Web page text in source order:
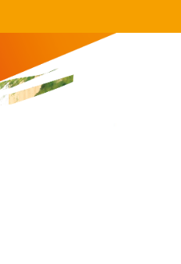
GRATUITE DÈS 59€